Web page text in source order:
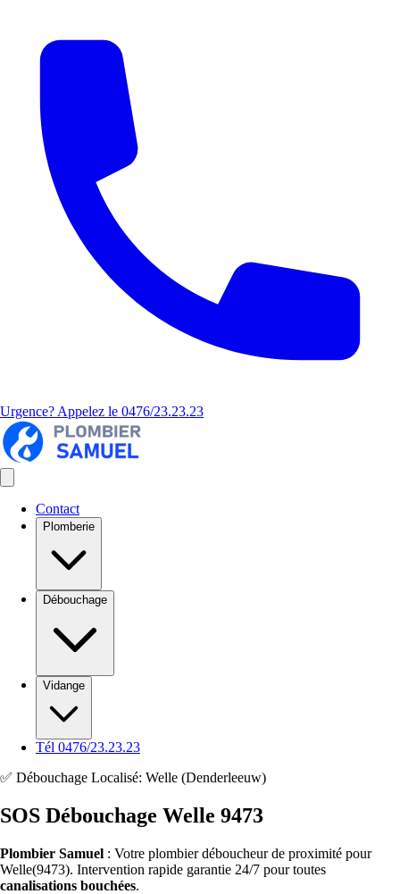
Urgence? Appelez le 0476/23.23.23
Contact
Plomberie
Débouchage
Vidange
Tél 0476/23.23.23
✅ Débouchage Localisé: Welle (Denderleeuw)
SOS Débouchage Welle 9473
Plombier Samuel : Votre plombier déboucheur de proximité pour
Welle(9473). Intervention rapide garantie 24/7 pour toutes
canalisations bouchées.